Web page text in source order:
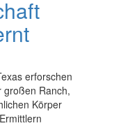
erforschen
großen Ranch,
Körper